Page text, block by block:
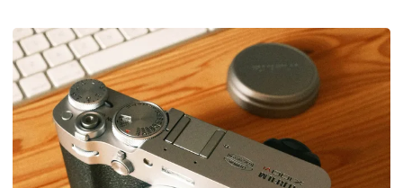
periscopio da 200 MP.